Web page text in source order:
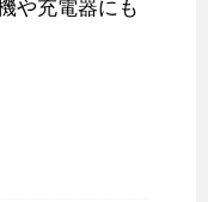
や充電器にも